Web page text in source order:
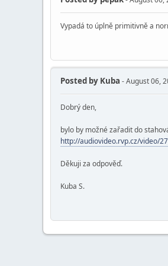
Vypadá to úplně primitivně a
Posted by Kuba - August 06,
Dobrý den,
bylo by možné zařadit do
http://audiovideo.rvp.cz/video/
Děkuji za odpověď.
Kuba S.